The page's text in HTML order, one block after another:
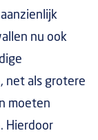
nu ook
net als grotere
moeten
Hierdoor